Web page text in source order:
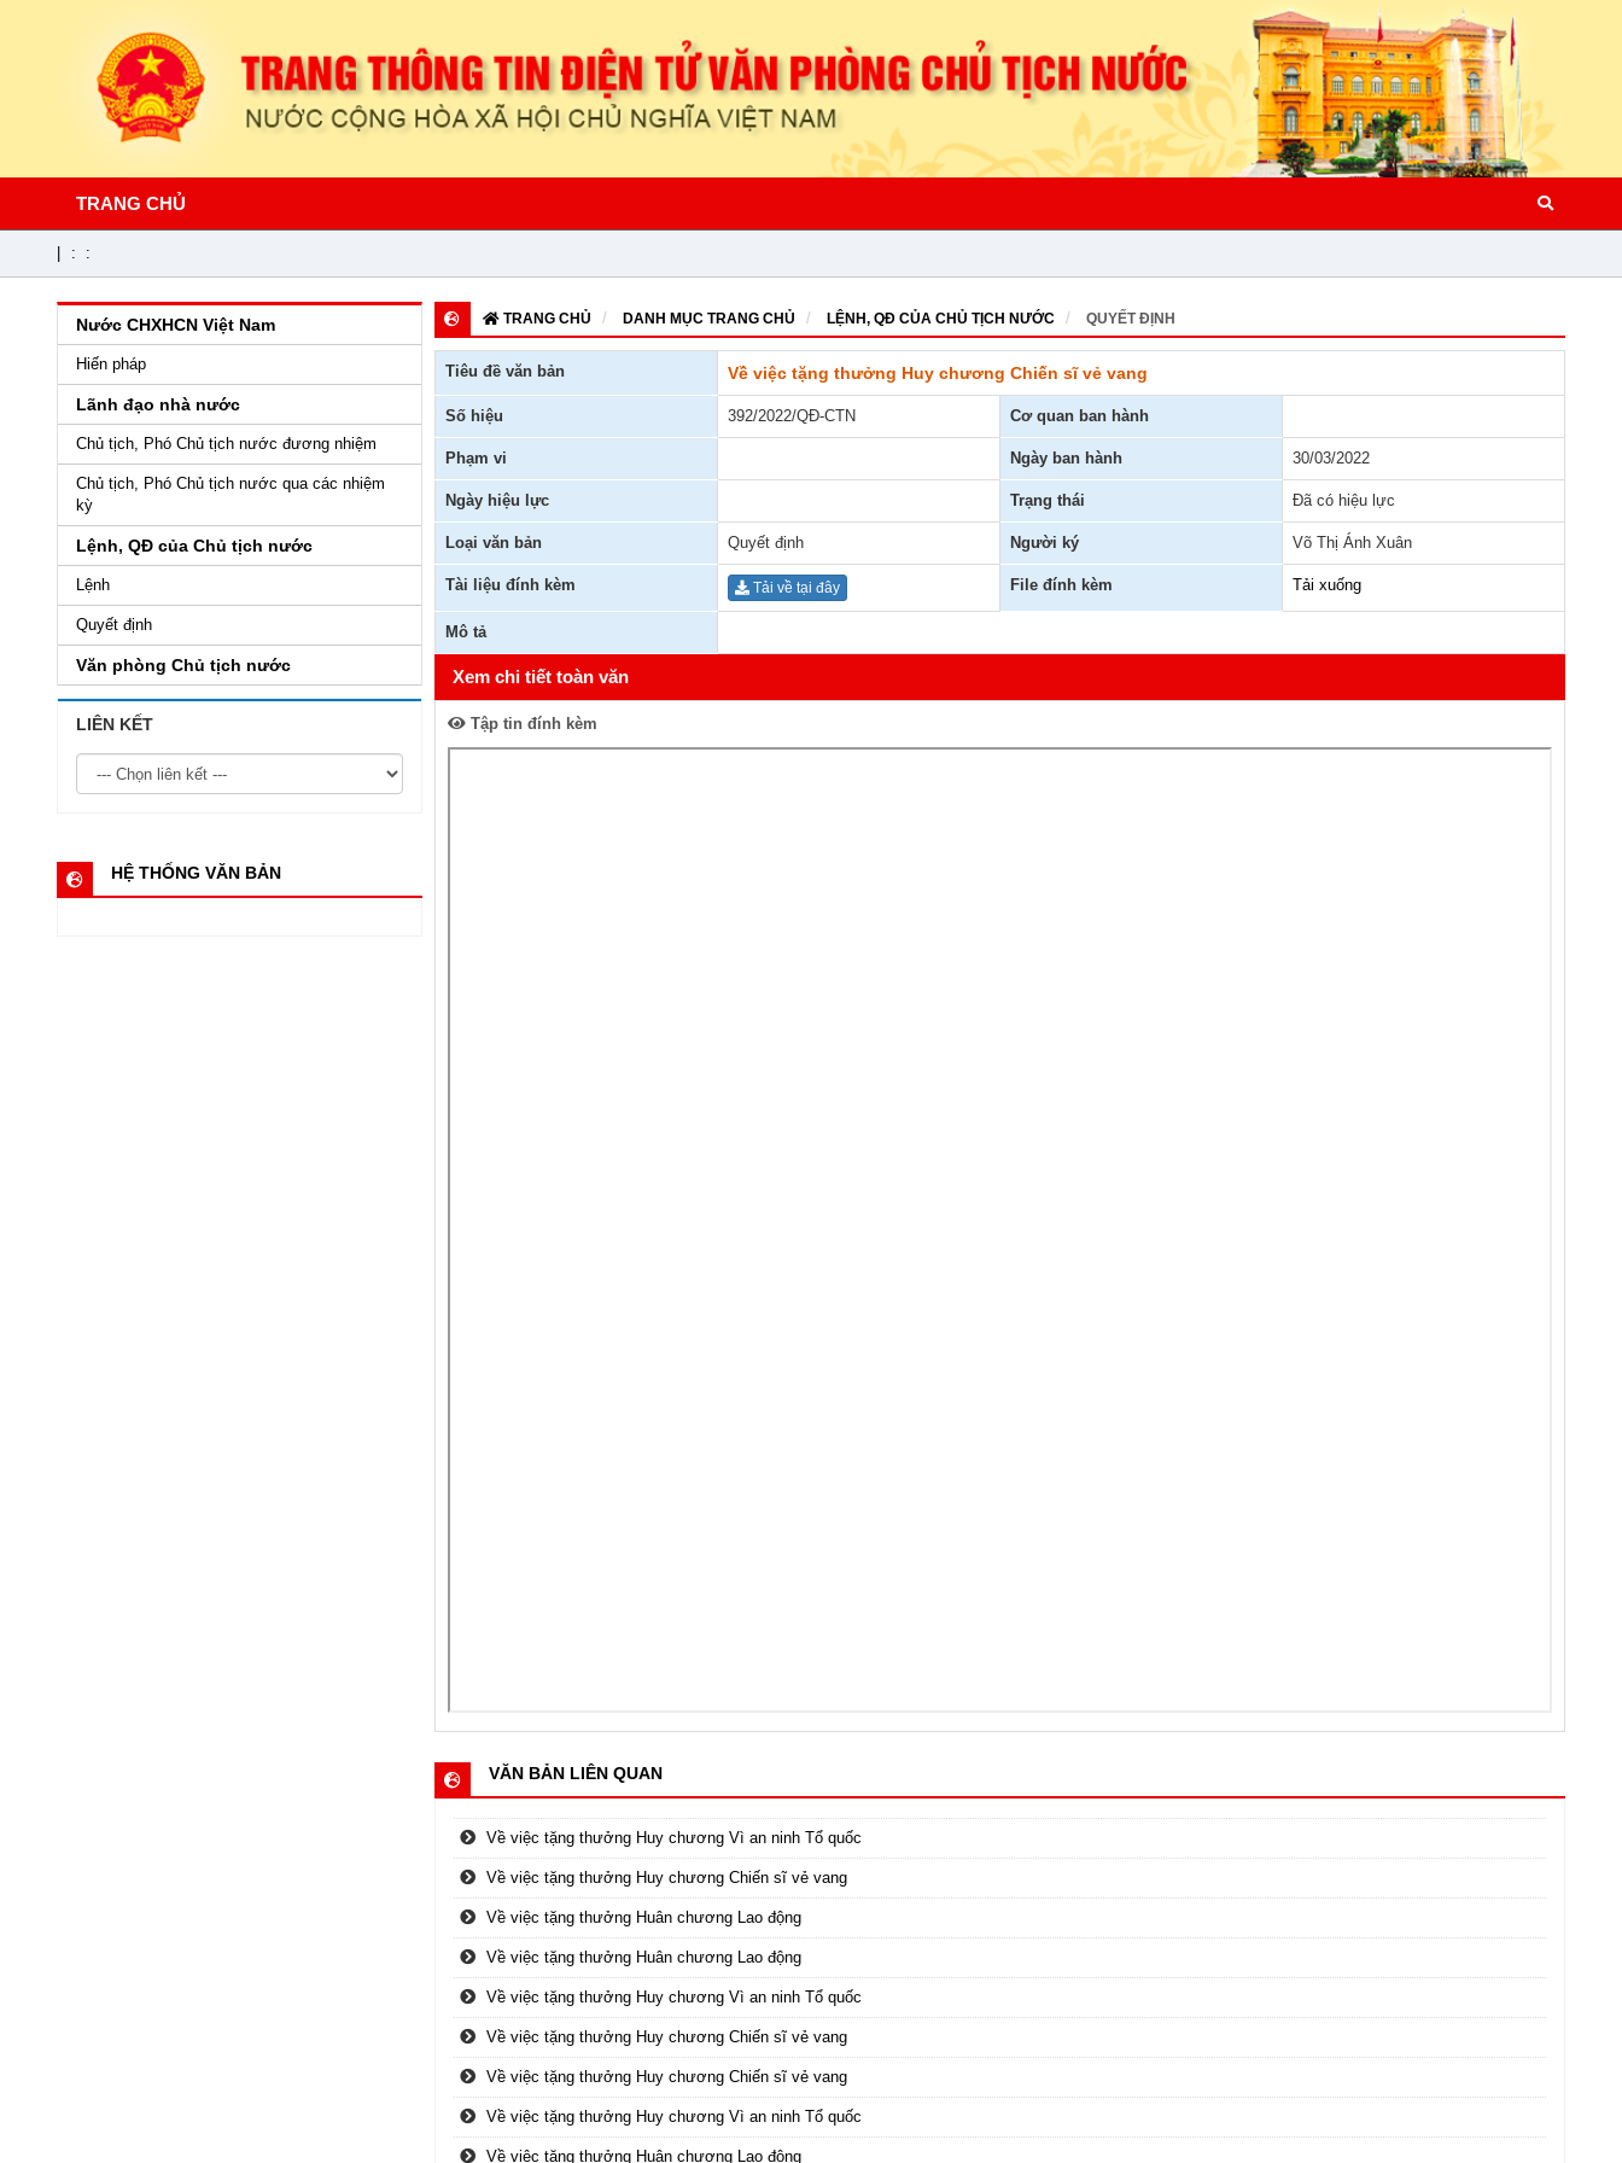
TRANG CHỦ
: :
TRANG CHỦ DANH MỤC TRANG CHỦ LỆNH, QĐ CỦA CHỦ TỊCH NƯỚC QUYẾT ĐỊNH
Tiêu đề văn bản Về việc tặng thưởng Huy chương Chiến sĩ vẻ vang
Số hiệu 392/2022/QĐ-CTN Cơ quan ban hành
Phạm vi Ngày ban hành 30/03/2022
Ngày hiệu lực Trạng thái Đã có hiệu lực
Loại văn bản Quyết định Người ký Võ Thị Ánh Xuân
Tài liệu đính kèm Tải về tại đây File đính kèm Tải xuống
Mô tả
Xem chi tiết toàn văn
Tập tin đính kèm
VĂN BẢN LIÊN QUAN
Về việc tặng thưởng Huy chương Vì an ninh Tổ quốc
Về việc tặng thưởng Huy chương Chiến sĩ vẻ vang
Về việc tặng thưởng Huân chương Lao động
Về việc tặng thưởng Huân chương Lao động
Về việc tặng thưởng Huy chương Vì an ninh Tổ quốc
Về việc tặng thưởng Huy chương Chiến sĩ vẻ vang
Về việc tặng thưởng Huy chương Chiến sĩ vẻ vang
Về việc tặng thưởng Huy chương Vì an ninh Tổ quốc
Về việc tặng thưởng Huân chương Lao động
Nước CHXHCN Việt Nam
Hiến pháp
Lãnh đạo nhà nước
Chủ tịch, Phó Chủ tịch nước đương nhiệm
Chủ tịch, Phó Chủ tịch nước qua các nhiệm
kỳ
Lệnh, QĐ của Chủ tịch nước
Lệnh
Quyết định
Văn phòng Chủ tịch nước
LIÊN KẾT
HỆ THỐNG VĂN BẢN